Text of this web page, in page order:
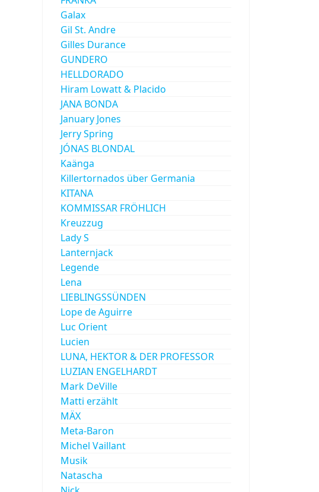
Galax
Gil St. Andre
Gilles Durance
GUNDERO
HELLDORADO
Hiram Lowatt & Placido
JANA BONDA
January Jones
Jerry Spring
JÓNAS BLONDAL
Kaänga
Killertornados über Germania
KITANA
KOMMISSAR FRÖHLICH
Kreuzzug
Lady S
Lanternjack
Legende
Lena
LIEBLINGSSÜNDEN
Lope de Aguirre
Luc Orient
Lucien
LUNA, HEKTOR & DER PROFESSOR
LUZIAN ENGELHARDT
Mark DeVille
Matti erzählt
MÄX
Meta-Baron
Michel Vaillant
Musik
Natascha